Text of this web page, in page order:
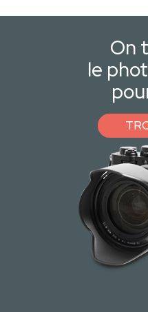
On
le